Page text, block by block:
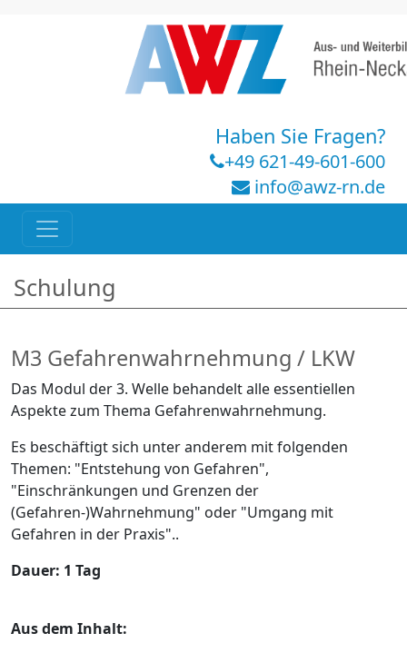
Haben Sie Fragen?
+49 621-49-601-600
info@awz-rn.de
Schulung
M3 Gefahrenwahrnehmung / LKW
Das Modul der 3. Welle behandelt alle essentiellen
Aspekte zum Thema Gefahrenwahrnehmung.
Es beschäftigt sich unter anderem mit folgenden
Themen: "Entstehung von Gefahren",
"Einschränkungen und Grenzen der
(Gefahren-)Wahrnehmung" oder "Umgang mit
Gefahren in der Praxis"..
Dauer: 1 Tag
Aus dem Inhalt: